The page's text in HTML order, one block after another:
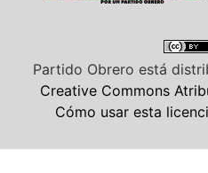
Partido Obrero está
Creative Commons
Cómo usar esta